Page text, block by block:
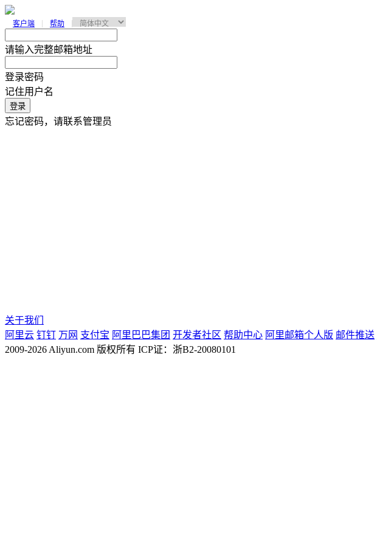
客户端 帮助
请输入完整邮箱地址
登录密码
记住用户名
登录
忘记密码，请联系管理员
关于我们
阿里云 钉钉 万网 支付宝 阿里巴巴集团 开发者社区 帮助中心 阿里邮箱个人版 邮件推送
2009-2026 Aliyun.com 版权所有 ICP证：浙B2-20080101